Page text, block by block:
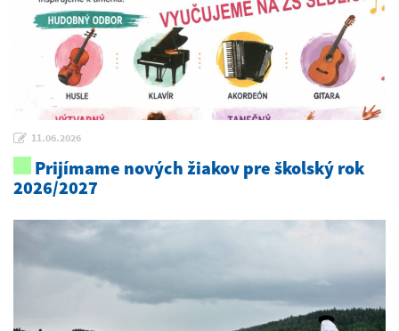
11.06.2026
Prijímame nových žiakov pre školský rok
2026/2027